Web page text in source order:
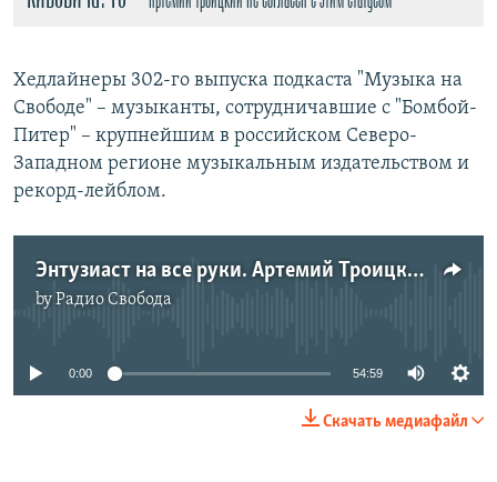
Хедлайнеры 302-го выпуска подкаста "Музыка на
Свободе" – музыканты, сотрудничавшие с "Бомбой-
Питер" – крупнейшим в российском Северо-
Западном регионе музыкальным издательством и
рекорд-лейблом.
Энтузиаст на все руки. Артемий Троицкий – об Олеге Грабко
byРадио Свобода
No media source currently available
0:00 54:59
Скачать медиафайл